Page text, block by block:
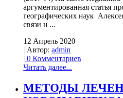
аргументированная статья
географических наук
связи н ...
12 Апрель 2020
| Автор: admin
| 0 Комментариев
Читать далее...
МЕТОДЫ